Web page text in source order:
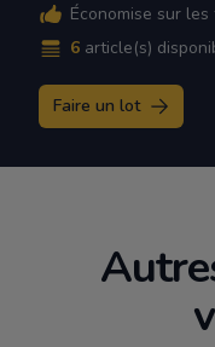
Économise sur
6 article(s)
Faire un lot